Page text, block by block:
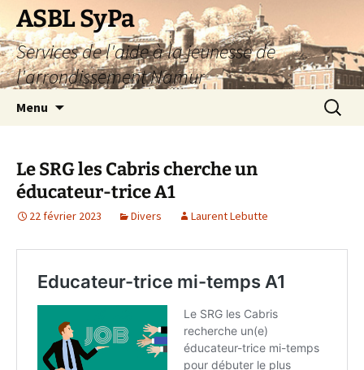
Aller
au
contenu
ASBL SyPa
Services de l'aide à la jeunesse de
l'arrondissement Namur
Menu
Le SRG les Cabris cherche un
éducateur-trice A1
22 février 2023 Divers Laurent Lebutte